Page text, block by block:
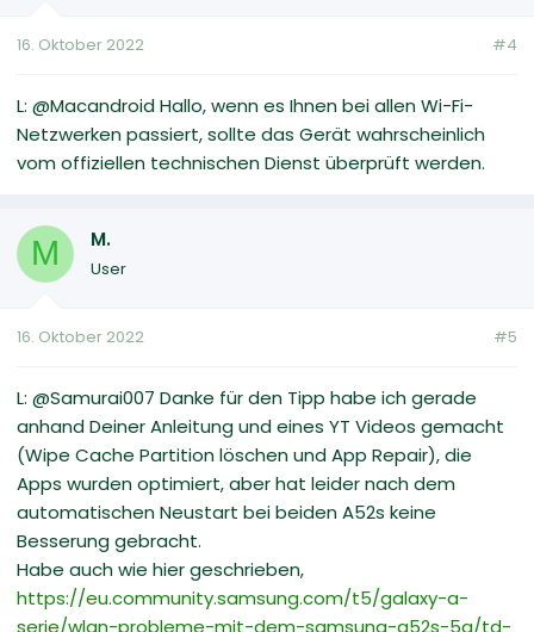
16. Oktober 2022 #4
L: @Macandroid Hallo, wenn es Ihnen bei allen Wi-Fi-
Netzwerken passiert, sollte das Gerät wahrscheinlich
vom offiziellen technischen Dienst überprüft werden.
M M.
User
16. Oktober 2022 #5
L: @Samurai007 Danke für den Tipp habe ich gerade
anhand Deiner Anleitung und eines YT Videos gemacht
(Wipe Cache Partition löschen und App Repair), die
Apps wurden optimiert, aber hat leider nach dem
automatischen Neustart bei beiden A52s keine
Besserung gebracht.
Habe auch wie hier geschrieben,
https://eu.community.samsung.com/t5/galaxy-a-
serie/wlan-probleme-mit-dem-samsung-a52s-5g/td-